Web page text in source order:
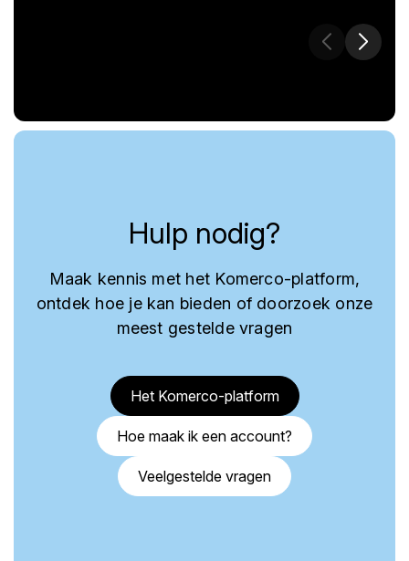
Hulp nodig?
Maak kennis met het Komerco-platform,
ontdek hoe je kan bieden of doorzoek onze
meest gestelde vragen
Het Komerco-platform
Hoe maak ik een account?
Veelgestelde vragen